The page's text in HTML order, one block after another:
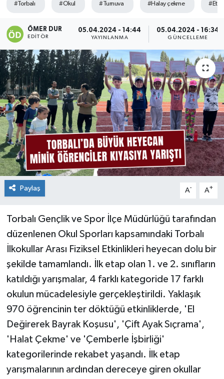
#Torbalı #Okul #Turnuva #Halay çekme
ÖMER DUR
EDITÖR
05.04.2024 - 14:44
YAYINLANMA
05.04.2024 - 16:34
GÜNCELLEME
Paylaş A- A+
Torbalı Gençlik ve Spor İlçe Müdürlüğü tarafından
düzenlenen Okul Sporları kapsamındaki Torbalı
İlkokullar Arası Fiziksel Etkinlikleri heyecan dolu bir
şekilde tamamlandı. İlk etap olan 1. ve 2. sınıfların
katıldığı yarışmalar, 4 farklı kategoride 17 farklı
okulun mücadelesiyle gerçekleştirildi. Yaklaşık
970 öğrencinin ter döktüğü etkinliklerde, 'El
Değirerek Bayrak Koşusu', 'Çift Ayak Sıçrama',
'Halat Çekme' ve 'Çemberle İşbirliği'
kategorilerinde rekabet yaşandı. İlk etap
yarışmalarının ardından dereceye giren okullar